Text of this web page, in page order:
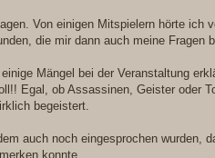
Von einigen Mitspielern hörte ich
die mir dann auch meine Fragen
Mängel bei der Veranstaltung
Egal, ob Assassinen, Geister oder
begeistert.
auch noch eingesprochen wurden,
konnte.